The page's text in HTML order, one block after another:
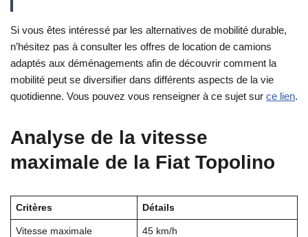
Si vous êtes intéressé par les alternatives de mobilité durable,
n’hésitez pas à consulter les offres de location de camions
adaptés aux déménagements afin de découvrir comment la
mobilité peut se diversifier dans différents aspects de la vie
quotidienne. Vous pouvez vous renseigner à ce sujet sur ce lien.
Analyse de la vitesse
maximale de la Fiat Topolino
Critères Détails
Vitesse maximale 45 km/h